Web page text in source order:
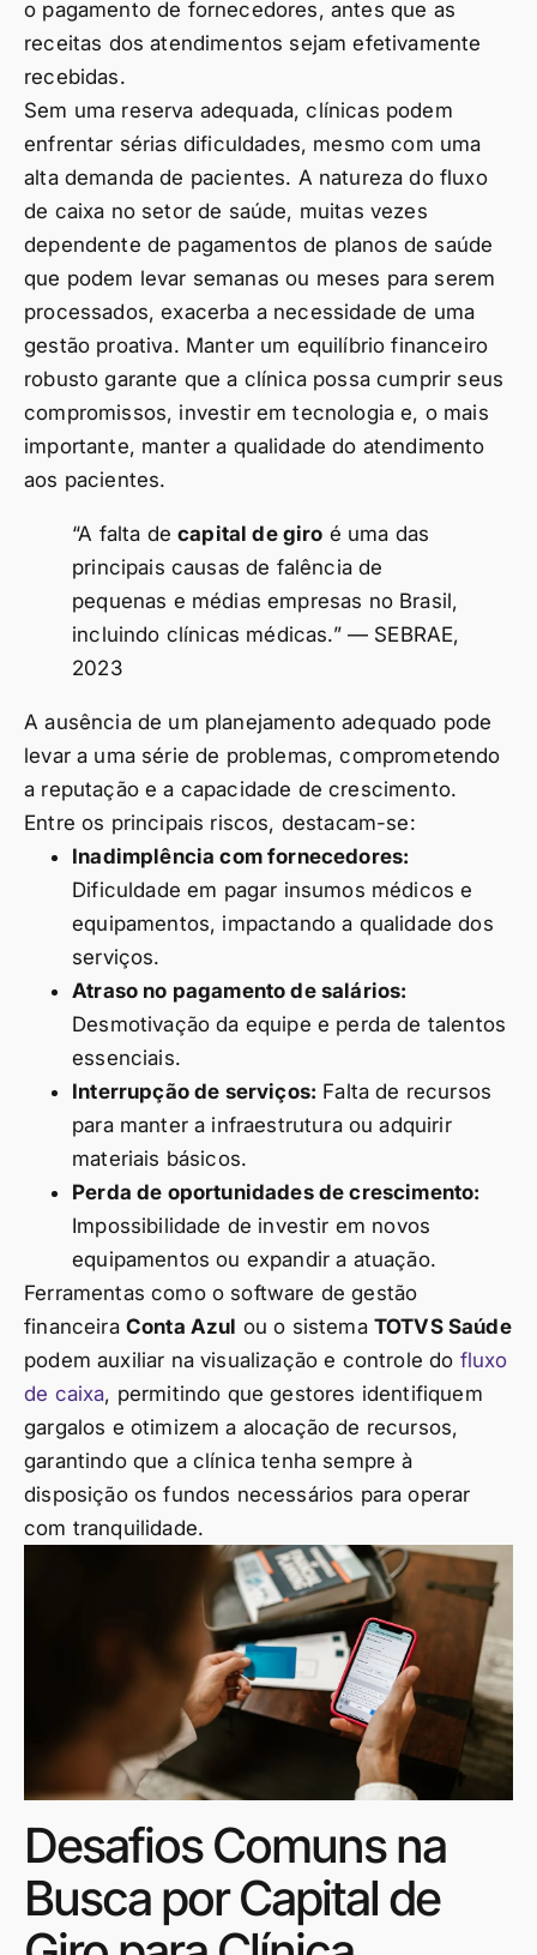
o pagamento de fornecedores, antes que as
receitas dos atendimentos sejam efetivamente
recebidas.
Sem uma reserva adequada, clínicas podem
enfrentar sérias dificuldades, mesmo com uma
alta demanda de pacientes. A natureza do fluxo
de caixa no setor de saúde, muitas vezes
dependente de pagamentos de planos de saúde
que podem levar semanas ou meses para serem
processados, exacerba a necessidade de uma
gestão proativa. Manter um equilíbrio financeiro
robusto garante que a clínica possa cumprir seus
compromissos, investir em tecnologia e, o mais
importante, manter a qualidade do atendimento
aos pacientes.
“A falta decapital de giro é uma das
principais causas de falência de
pequenas e médias empresas no Brasil,
incluindo clínicas médicas.” — SEBRAE,
2023
A ausência de um planejamento adequado pode
levar a uma série de problemas, comprometendo
a reputação e a capacidade de crescimento.
Entre os principais riscos, destacam-se:
Inadimplência com fornecedores:
Dificuldade em pagar insumos médicos e
equipamentos, impactando a qualidade dos
serviços.
Atraso no pagamento de salários:
Desmotivação da equipe e perda de talentos
essenciais.
Interrupção de serviços: Falta de recursos
para manter a infraestrutura ou adquirir
materiais básicos.
Perda de oportunidades de crescimento:
Impossibilidade de investir em novos
equipamentos ou expandir a atuação.
Ferramentas como o software de gestão
financeira Conta Azul ou o sistema TOTVS Saúde
podem auxiliar na visualização e controle do fluxo
de caixa, permitindo que gestores identifiquem
gargalos e otimizem a alocação de recursos,
garantindo que a clínica tenha sempre à
disposição os fundos necessários para operar
com tranquilidade.
Desafios Comuns na
Busca por Capital de